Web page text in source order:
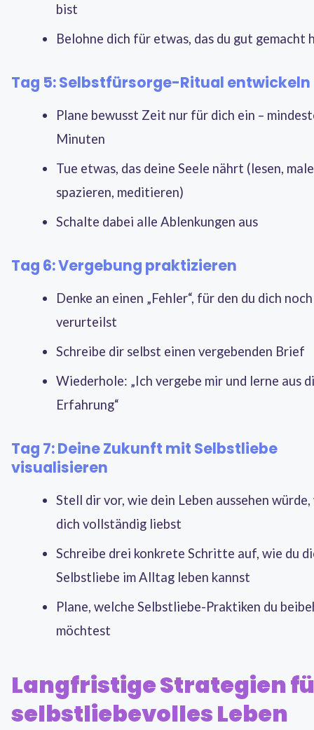
bist
Belohne dich für etwas, das du gut gemacht
Tag 5: Selbstfürsorge-Ritual entwickeln
Plane bewusst Zeit nur für dich ein –
Minuten
Tue etwas, das deine Seele nährt (lesen,
spazieren, meditieren)
Schalte dabei alle Ablenkungen aus
Tag 6: Vergebung praktizieren
Denke an einen „Fehler“, für den du dich noch
verurteilst
Schreibe dir selbst einen vergebenden Brief
Wiederhole: „Ich vergebe mir und lerne aus
Erfahrung“
Tag 7: Deine Zukunft mit Selbstliebe
visualisieren
Stell dir vor, wie dein Leben aussehen würde,
dich vollständig liebst
Schreibe drei konkrete Schritte auf, wie du
Selbstliebe im Alltag leben kannst
Plane, welche Selbstliebe-Praktiken du
möchtest
Langfristige Strategien
selbstliebevolles Leben